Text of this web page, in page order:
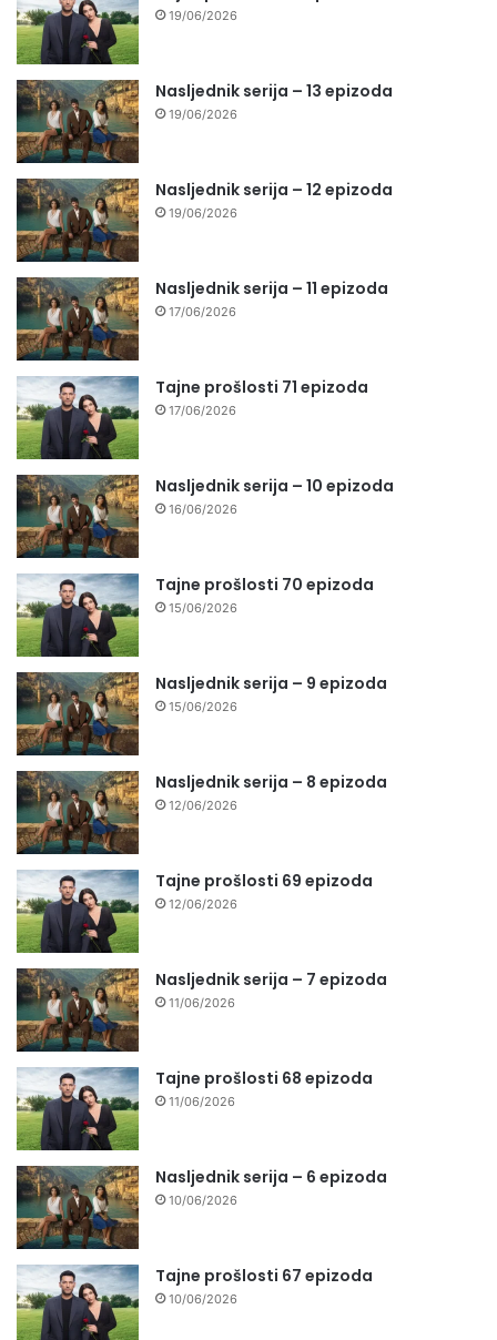
19/06/2026
Nasljednik serija – 13 epizoda
19/06/2026
Nasljednik serija – 12 epizoda
19/06/2026
Nasljednik serija – 11 epizoda
17/06/2026
Tajne prošlosti 71 epizoda
17/06/2026
Nasljednik serija – 10 epizoda
16/06/2026
Tajne prošlosti 70 epizoda
15/06/2026
Nasljednik serija – 9 epizoda
15/06/2026
Nasljednik serija – 8 epizoda
12/06/2026
Tajne prošlosti 69 epizoda
12/06/2026
Nasljednik serija – 7 epizoda
11/06/2026
Tajne prošlosti 68 epizoda
11/06/2026
Nasljednik serija – 6 epizoda
10/06/2026
Tajne prošlosti 67 epizoda
10/06/2026